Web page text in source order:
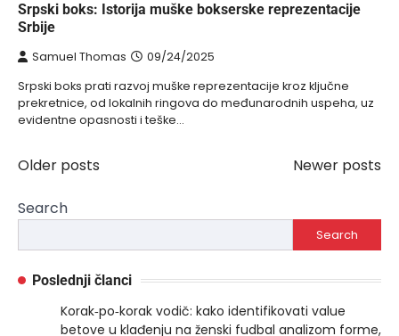
Srpski boks: Istorija muške bokserske reprezentacije
Srbije
Samuel Thomas 09/24/2025
Srpski boks prati razvoj muške reprezentacije kroz ključne
prekretnice, od lokalnih ringova do međunarodnih uspeha, uz
evidentne opasnosti i teške…
Posts
Older posts Newer posts
Search
Search
Poslednji članci
Korak‑po‑korak vodič: kako identifikovati value
betove u klađenju na ženski fudbal analizom forme,